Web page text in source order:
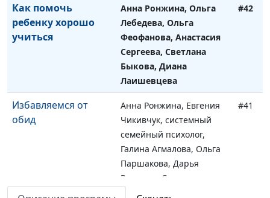
Как помочь
ребенку хорошо
учиться
Анна Ронжина, Ольга
Лебедева, Ольга
Феофанова, Анастасия
Сергеева, Светлана
Быкова, Диана
Лаишевцева
#42
Избавляемся от
обид
Анна Ронжина, Евгения
Чикивчук, системный
семейный психолог,
Галина Агмалова, Ольга
Паршакова, Дарья
Ржанова, Светлана
#41